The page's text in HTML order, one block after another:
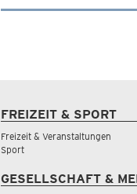
FREIZEIT & SPORT
Freizeit & Veranstaltungen
Sport
GESELLSCHAFT &